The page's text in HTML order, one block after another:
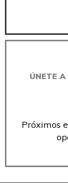
ÚNETE
Próximos